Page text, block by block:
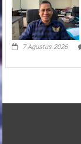
7 Agustus 2026